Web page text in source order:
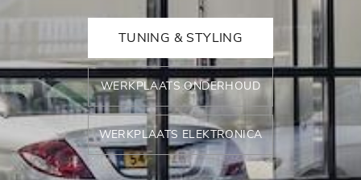
TUNING & STYLING
WERKPLAATS ONDERHOUD
WERKPLAATS ELEKTRONICA